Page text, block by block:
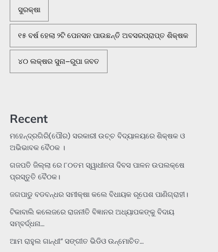
ସୁରକ୍ଷା
୧୫ ବର୍ଷ ହେଲା ୨ଟି ପେନସନ ପାଉଛନ୍ତି ଅବସରପ୍ରାପ୍ତ ଶିକ୍ଷକ
୪୦ ଲକ୍ଷର ସୁନା–ରୁପା ଜବତ
Recent
ମହେନ୍ଦ୍ରଗିରି(ପୌର) ସରକାରୀ ଉଚ୍ଚ ବିଦ୍ୟାଳୟରେ ଶିକ୍ଷକ ଓ
ଅଭିଭାବକ ବୈଠକ ।
ଗଜପତି ଜିଲ୍ଲା ରେ ୮୦ତମ ସ୍ୱାଧୀନତା ଦିବସ ପାଳନ ଉପଲକ୍ଷେ
ପ୍ରସ୍ତୁତି ବୈଠକ।
ଜଗପାଡୁ ବଡବନ୍ଧର ସମୀକ୍ଷା କଲେ ବିଧାୟକ ରୂପେଶ ପାଣିଗ୍ରାହୀ।
ଟିକାବାଲି କଲେଜରେ ରାଜନୀତି ବିଜ୍ଞାନର ଅଧ୍ୟାପକଙ୍କୁ ବିଦାୟ
ସମ୍ବର୍ଦ୍ଧନା…
ଆମ ରାହୁଲ ଗାନ୍ଧୀ” ସଙ୍ଗୀତ ଭିଡିଓ ଉନ୍ମୋଚିତ…